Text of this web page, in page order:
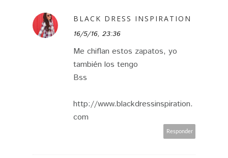
BLACK DRESS INSPIRATION
16/5/16, 23:36
Me chiflan estos zapatos, yo
también los tengo
Bss
http://www.blackdressinspiration.
com
Responder